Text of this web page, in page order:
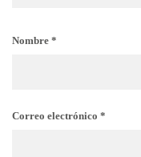
Nombre *
Correo electrónico *